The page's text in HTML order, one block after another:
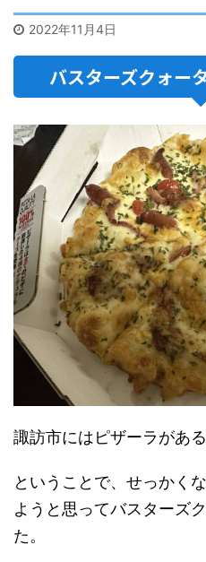
2022年11月4日
バスターズクォー
諏訪市にはピザーラがある
ということで、せっかく
ようと思ってバスターズ
た。